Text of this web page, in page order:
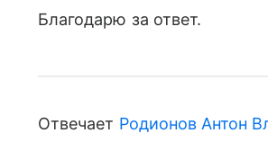
Благодарю за ответ.
Отвечает Родионов Антон